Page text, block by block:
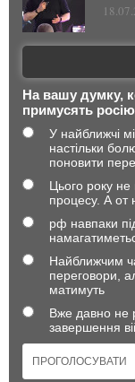
На вашу думку,
примусять росію
У найближчі
настільки
поновити
Цього року не
процесу. А от
рф навпаки
Найближчим
переговори,
матимуть
Вже давно не
завершення